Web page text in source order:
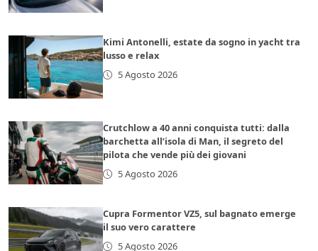
Kimi Antonelli, estate da sogno in yacht tra
lusso e relax
5 Agosto 2026
Crutchlow a 40 anni conquista tutti: dalla
barchetta all’isola di Man, il segreto del
pilota che vende più dei giovani
5 Agosto 2026
Cupra Formentor VZ5, sul bagnato emerge
il suo vero carattere
5 Agosto 2026